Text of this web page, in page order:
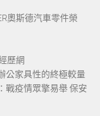
奧斯德汽車零件榮
歷網
公家具性的終極較量
戰疫情眾擎易舉 保安